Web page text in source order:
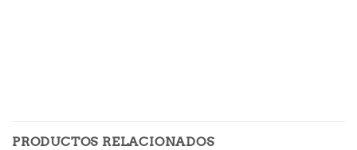
PRODUCTOS RELACIONADOS